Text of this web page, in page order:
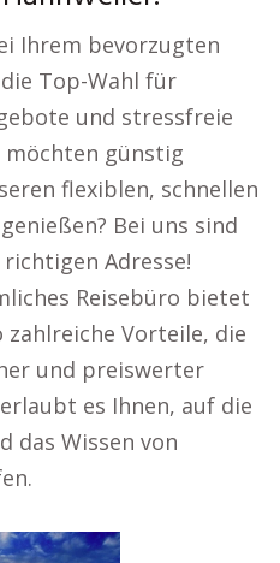
Ihrem bevorzugten
Top-Wahl für
und stressfreie
möchten günstig
flexiblen, schnellen
Bei uns sind
Adresse!
Reisebüro bietet
zahlreiche Vorteile, die
und preiswerter
es Ihnen, auf die
das Wissen von